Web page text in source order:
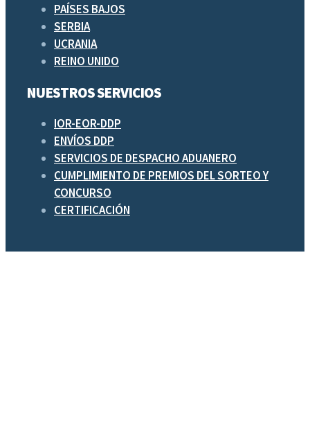
PAÍSES BAJOS
SERBIA
UCRANIA
REINO UNIDO
NUESTROS SERVICIOS
IOR-EOR-DDP
ENVÍOS DDP
SERVICIOS DE DESPACHO ADUANERO
CUMPLIMIENTO DE PREMIOS DEL SORTEO Y
CONCURSO
CERTIFICACIÓN